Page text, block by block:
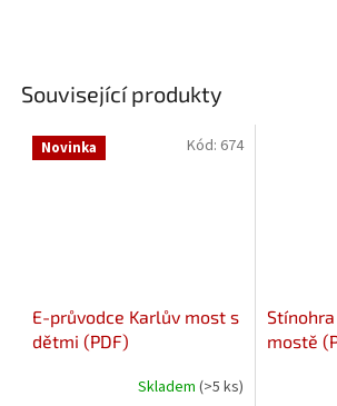
Související produkty
Novinka
E-průvodce Karlův most s
dětmi (PDF)
Skladem (>5 ks)
Kód: 674
mostě